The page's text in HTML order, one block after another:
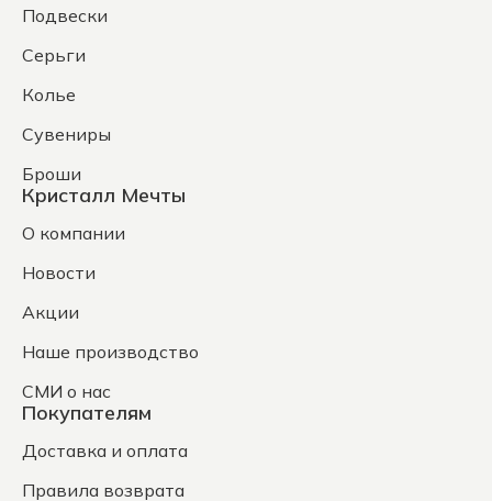
Подвески
Серьги
Колье
Сувениры
Броши
Кристалл Мечты
О компании
Новости
Акции
Наше производство
СМИ о нас
Покупателям
Доставка и оплата
Правила возврата